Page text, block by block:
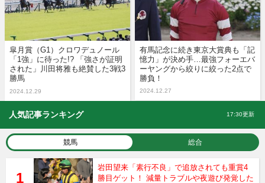
皐月賞（G1）クロワデュノール
「1強」に待った!? 「強さが証明
された」川田将雅も絶賛した3戦3
勝馬
2024.12.29
有馬記念に続き東京大賞典も「記
憶力」が決め手…最強フォーエバ
ーヤングから絞りに絞った2点で
勝負！
2024.12.27
人気記事ランキング 17:30更新
競馬 総合
岩田望来「素行不良」で追放されても重賞4
勝目ゲット！ 減量トラブルや夜遊び発覚した